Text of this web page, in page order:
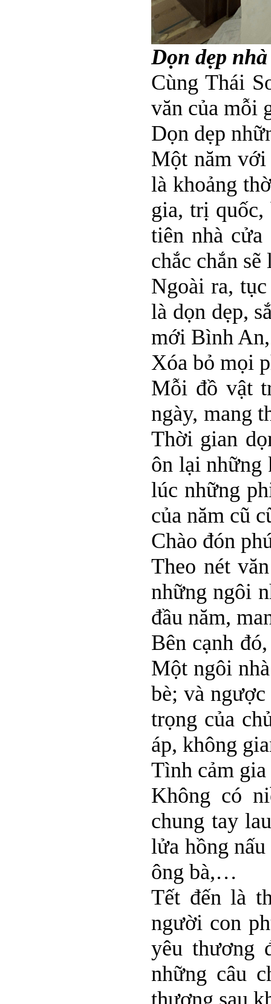
Dọn dẹp
Cùng Thái
văn của mỗi
Dọn dẹp
Một năm với
là khoảng
gia, trị
tiên nhà cửa
chắc chắn
Ngoài ra,
là dọn dẹp,
mới Bình
Xóa bỏ mọi
Mỗi đồ vật
ngày, mang
Thời gian
ôn lại những
lúc những
của năm cũ
Chào đón
Theo nét
những ngôi
đầu năm,
Bên cạnh
Một ngôi
bè; và
trọng của
áp, không
Tình cảm
Không có
chung tay
lửa hồng
ông bà,…
Tết đến là
người con
yêu thương
những câu
thương sau